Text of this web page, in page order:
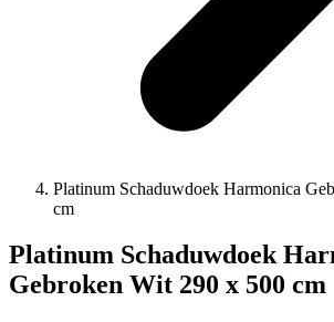
Platinum Schaduwdoek Harmonica
cm
Platinum Schaduwdoek
Gebroken Wit 290 x 500 cm